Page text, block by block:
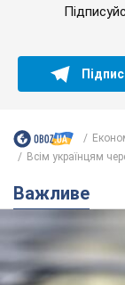
Всім українцям
Важливе